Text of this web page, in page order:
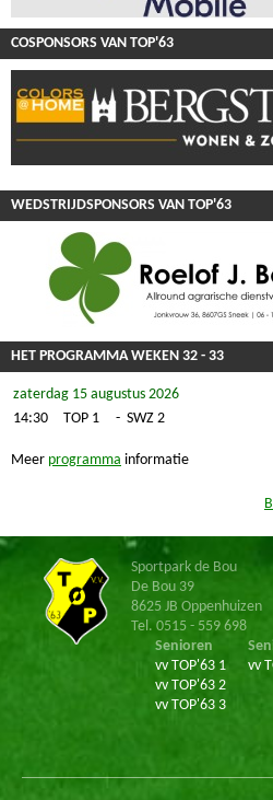
COSPONSORS VAN TOP'63
WEDSTRIJDSPONSORS VAN TOP'63
HET PROGRAMMA WEKEN 32 - 33
zaterdag 15 augustus 2026
14:30
TOP 1 - SWZ 2
Meer programma informatie
Sportpark de Bou
De Bou 39
8625 JB Oppenhuizen
Tel. 0515 - 559 698
Senioren
vv TOP'63 1
vv TOP'63 2
vv TOP'63 3
vv